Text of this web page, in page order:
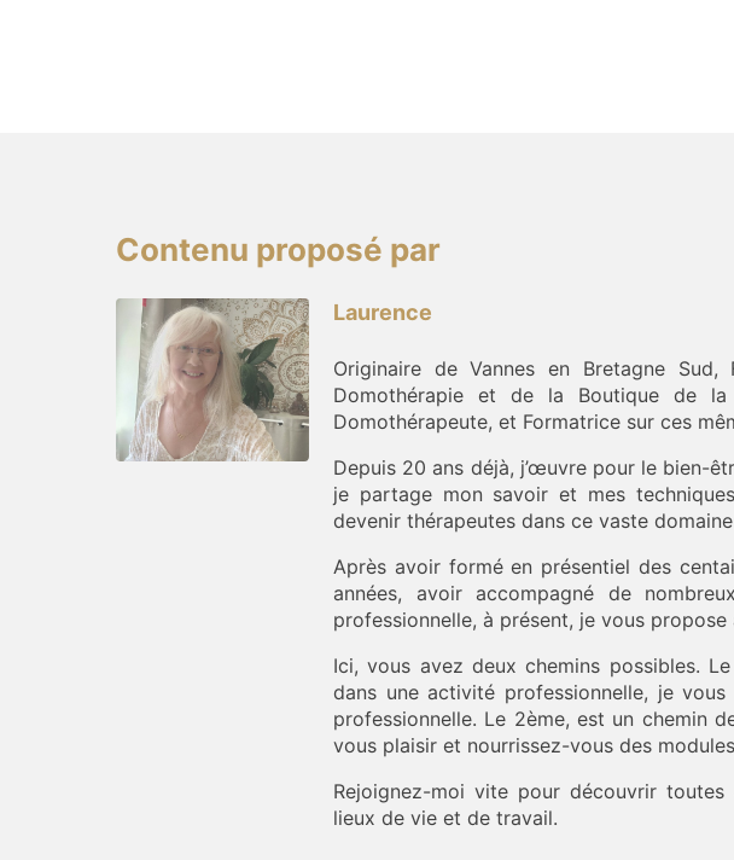
Contenu proposé par
Laurence
Originaire de Vannes en Bretagne
Domothérapie et de la Boutique de la
Domothérapeute, et Formatrice sur ces
Depuis 20 ans déjà, j’œuvre pour le bien-
je partage mon savoir et mes
devenir thérapeutes dans ce vaste
Après avoir formé en présentiel des
années, avoir accompagné de
professionnelle, à présent, je vous
Ici, vous avez deux chemins possibles.
dans une activité professionnelle, je
professionnelle. Le 2ème, est un chemin
vous plaisir et nourrissez-vous des
Rejoignez-moi vite pour découvrir
lieux de vie et de travail.